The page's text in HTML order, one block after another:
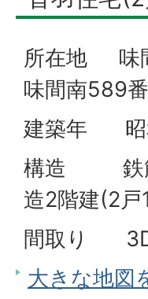
所在地 味
味間南589
建築年 昭
構造 鉄筋
造2階建(2戸
間取り
大きな地図